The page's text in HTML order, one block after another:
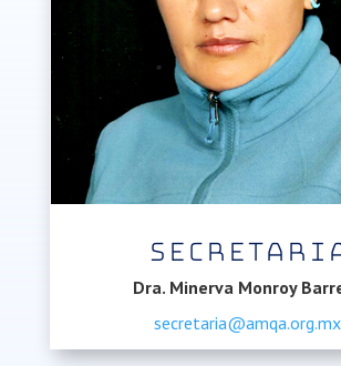
Dra. Minerva Monroy
secretaria@amqa.org.mx